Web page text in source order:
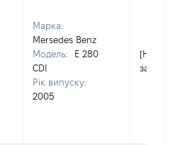
Марка:
Mersedes Benz
Модель:
E 280
CDI
Рік випуску:
2005
[Не